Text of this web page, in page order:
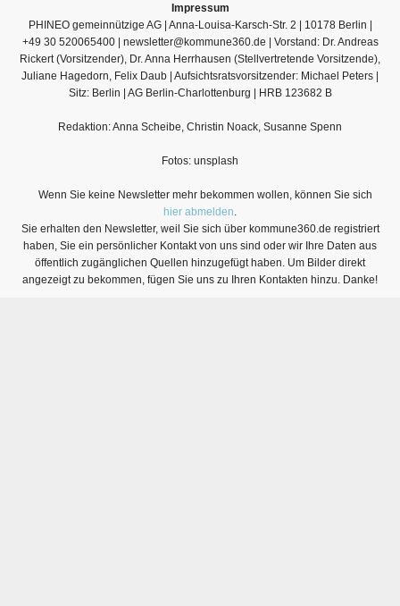
Impressum
PHINEO gemeinnützige AG | Anna-Louisa-Karsch-Str. 2 | 10178 Berlin |
+49 30 520065400 | newsletter@kommune360.de | Vorstand: Dr. Andreas
Rickert (Vorsitzender), Dr. Anna Herrhausen (Stellvertretende Vorsitzende),
Juliane Hagedorn, Felix Daub | Aufsichtsratsvorsitzender: Michael Peters |
Sitz: Berlin | AG Berlin-Charlottenburg | HRB 123682 B
Redaktion: Anna Scheibe, Christin Noack, Susanne Spenn
Fotos: unsplash
Wenn Sie keine Newsletter mehr bekommen wollen, können Sie sich
hier abmelden.
Sie erhalten den Newsletter, weil Sie sich über kommune360.de registriert
haben, Sie ein persönlicher Kontakt von uns sind oder wir Ihre Daten aus
öffentlich zugänglichen Quellen hinzugefügt haben. Um Bilder direkt
angezeigt zu bekommen, fügen Sie uns zu Ihren Kontakten hinzu. Danke!